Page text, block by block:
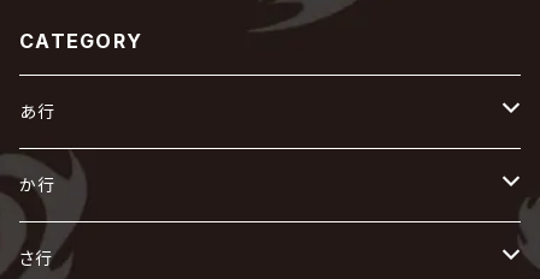
CATEGORY
あ行
あ
R指定
い
か行
か
さ行